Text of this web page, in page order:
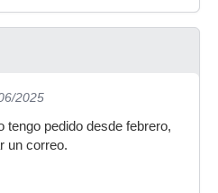
2025
tengo pedido desde febrero,
un correo.